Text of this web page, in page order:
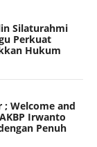
Silaturahmi
Perkuat
Hukum
; Welcome and
Irwanto
Penuh